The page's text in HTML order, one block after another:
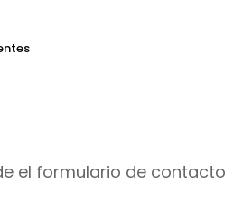
el formulario de contacto